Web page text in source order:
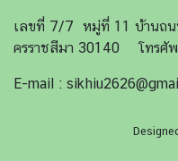
เลขที่ 7/7 หมู่ที่ 11 บ้านถน
ครราชสีมา 30140 โทรศั
E-mail :